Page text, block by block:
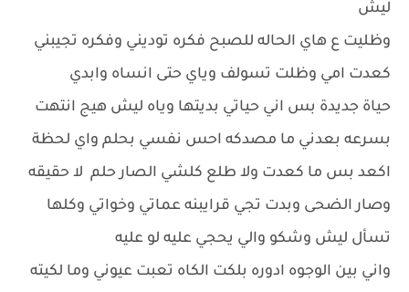
ليش
وظليت ع هاي الحاله للصبح فكره توديني وفكره تجيبني
كعدت امي وظلت تسولف وياي حتى انساه وابدي
حياة جديدة بس اني حياتي بديتها وياه ليش هيج انتهت
بسرعه بعدني ما مصدكه احس نفسي بحلم واي لحظة
اكعد بس ما كعدت ولا طلع كلشي الصار حلم لا حقيقه
وصار الضحى وبدت تجي قرايبنه عماتي وخواتي وكلها
تسأل ليش وشكو والي يحجي عليه لو عليه
واني بين الوجوه ادوره بلكت الكاه تعبت عيوني وما لكيته